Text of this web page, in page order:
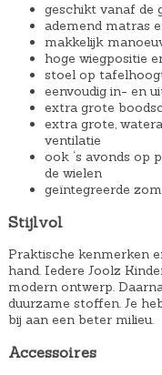
geschikt vanaf de
ademend matras
makkelijk
hoge wiegpositie
stoel op
eenvoudig in- en
extra grote
extra grote,
ventilatie
ook ‘s avonds op
de wielen
geïntegreerde
Stijlvol
Praktische kenmerken
hand. Iedere Joolz
modern ontwerp.
duurzame stoffen. Je
bij aan een beter milieu.
Accessoires